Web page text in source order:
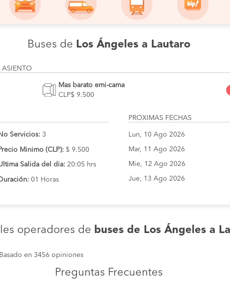
Buses de Los Ángeles a Lautaro
ASIENTO
Mas barato emi-cama
CLP$ 9.500
Servicios: 3
Precio Minimo (CLP): $ 9.500
Salida del dia: 20:05 hrs
Duración: 01 Horas
PROXIMAS FECHAS
Lun, 10 Ago 2026
Mar, 11 Ago 2026
Mie, 12 Ago 2026
Jue, 13 Ago 2026
operadores de buses de Los Ángeles a
Basado en 3456 opiniones
Preguntas Frecuentes